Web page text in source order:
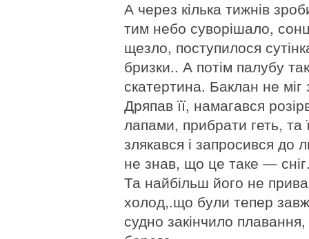
А через кілька тижнів
тим небо суворішало,
щезло, поступилося
бризки.. А потім палубу
скатертина. Баклан не міг
Дряпав її, намагався
лапами, прибрати геть, та
злякався і запросився до
не знав, що це таке —
Та найбільш його не
холод,.що були тепер
судно закінчило